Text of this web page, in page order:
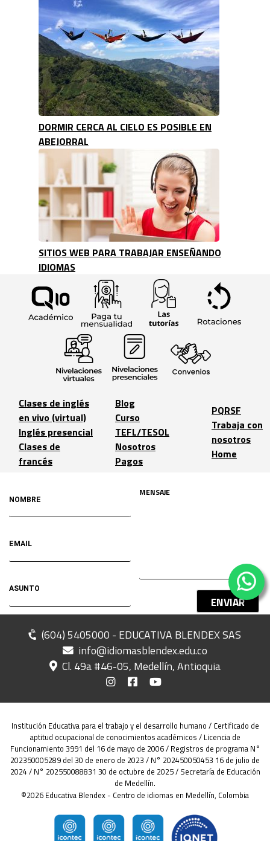
DORMIR CERCA AL CIELO ES POSIBLE EN
ABEJORRAL
SITIOS WEB PARA TRABAJAR ENSEÑANDO
IDIOMAS
Clases de inglés
en vivo (virtual)
Inglés presencial
Clases de
francés
Blog
Curso
TEFL/TESOL
Nosotros
Pagos
PQRSF
Trabaja con
nosotros
Home
(604) 5405000 - EDUCATIVA BLENDEX SAS
info@idiomasblendex.edu.co
Cl. 49a #46-05, Medellín, Antioquia
ENVIAR
Institución Educativa para el trabajo y el desarrollo humano / Certificado de
aptitud ocupacional de conocimientos académicos / Licencia de
Funcionamiento 3991 del 16 de mayo de 2006 / Registros de programa N°
202350005289 del 30 de enero de 2023 / N° 202450050453 16 de julio de
2024 / N° 202550088831 30 de octubre de 2025 / Secretaría de Educación
de Medellín.
©2026 Educativa Blendex - Centro de idiomas en Medellín, Colombia